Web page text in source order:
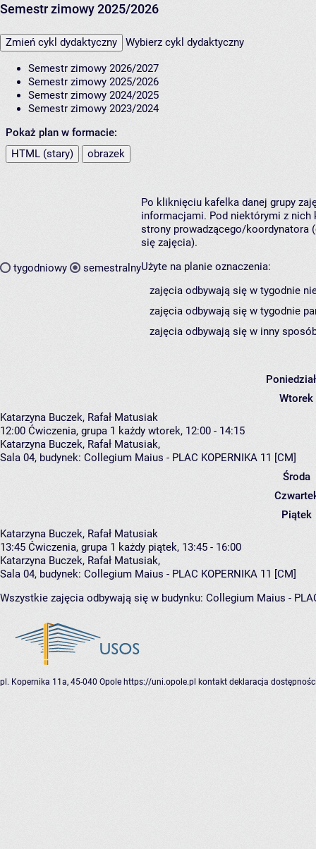
Semestr zimowy 2025/2026
Zmień cykl dydaktyczny Wybierz cykl dydaktyczny
Semestr zimowy 2026/2027
Semestr zimowy 2025/2026
Semestr zimowy 2024/2025
Semestr zimowy 2023/2024
Pokaż plan w formacie:
HTML (stary)
obrazek
tygodniowy semestralny
Po kliknięciu kafelka danej grupy
informacjami. Pod niektórymi z nich
strony prowadzącego/koordynatora
się zajęcia).
Użyte na planie oznaczenia:
zajęcia odbywają się w tygodnie
zajęcia odbywają się w tygodnie
zajęcia odbywają się w inny
Wtorek
Katarzyna Buczek, Rafał Matusiak
12:00 Ćwiczenia, grupa 1 każdy wtorek, 12:00 - 14:15
Katarzyna Buczek, Rafał Matusiak,
Sala 04, budynek: Collegium Maius - PLAC KOPERNIKA 11 [CM]
Środa
Piątek
Katarzyna Buczek, Rafał Matusiak
13:45 Ćwiczenia, grupa 1 każdy piątek, 13:45 - 16:00
Katarzyna Buczek, Rafał Matusiak,
Sala 04, budynek: Collegium Maius - PLAC KOPERNIKA 11 [CM]
Wszystkie zajęcia odbywają się w budynku: Collegium Maius -
pl. Kopernika 11a, 45-040 Opole https://uni.opole.pl kontakt deklaracja